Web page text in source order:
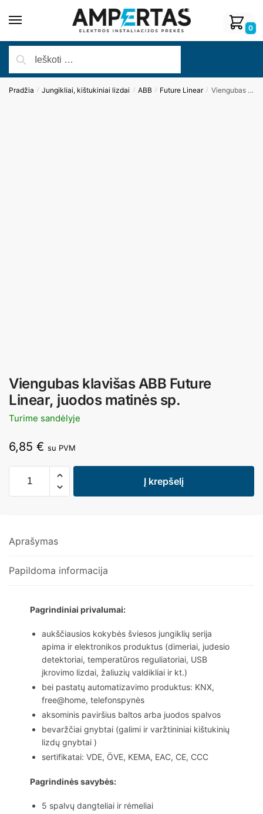
0
Pradžia / Jungikliai, kištukiniai lizdai / ABB / Future Linear / Viengubas klavišas ABB Future Linear, juodos matinės sp.
Viengubas klavišas ABB Future
Linear, juodos matinės sp.
Turime sandėlyje
6,85 € su PVM
Į krepšelį
Aprašymas
Papildoma informacija
Pagrindiniai privalumai:
aukščiausios kokybės šviesos jungiklių serija
apima ir elektronikos produktus (dimeriai, judesio
detektoriai, temperatūros reguliatoriai, USB
įkrovimo lizdai, žaliuzių valdikliai ir kt.)
bei pastatų automatizavimo produktus: KNX,
free@home, telefonspynės
aksominis paviršius baltos arba juodos spalvos
bevaržčiai gnybtai (galimi ir varžtininiai kištukinių
lizdų gnybtai )
sertifikatai: VDE, ÖVE, KEMA, EAC, CE, CCC
Pagrindinės savybės:
5 spalvų dangteliai ir rėmeliai